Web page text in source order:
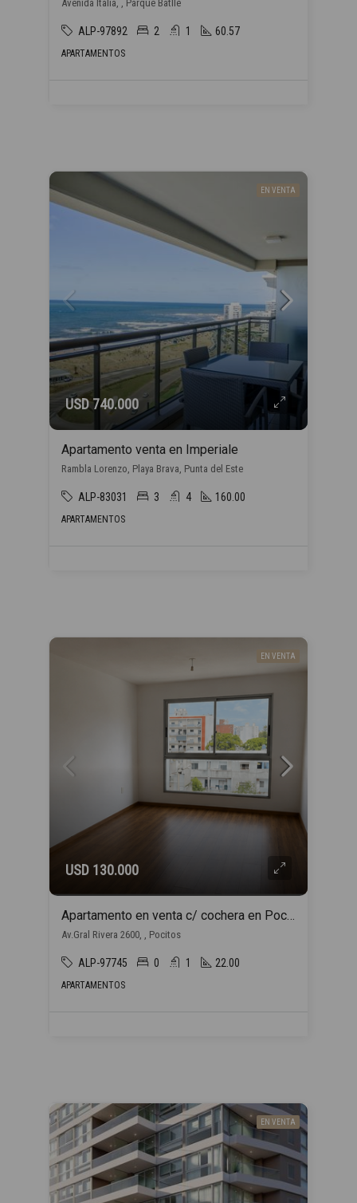
Avenida Italia, , Parque Batlle
ALP-97892 2 1 60.57
APARTAMENTOS
EN VENTA
USD 740.000
Apartamento venta en Imperiale
Rambla Lorenzo, Playa Brava, Punta del Este
ALP-83031 3 4 160.00
APARTAMENTOS
EN VENTA
USD 130.000
Apartamento en venta c/ cochera en Pocitos
Av.Gral Rivera 2600, , Pocitos
ALP-97745 0 1 22.00
APARTAMENTOS
EN VENTA